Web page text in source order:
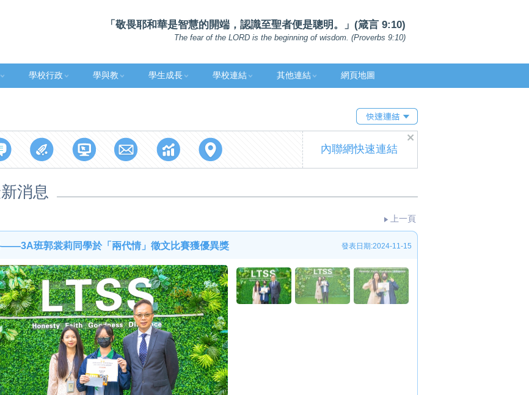
「敬畏耶和華是智慧的開端，認識至聖者便是聰明。」(箴言 9:10)
The fear of the LORD is the beginning of wisdom. (Proverbs 9:10)
學校行政 學與教 學生成長 學校連結 其他連結 網頁地圖
內聯網快速連結
消息
上一頁
發表日期:2024-11-15
——3A班郭裳莉同學於「兩代情」徵文比賽獲優異獎